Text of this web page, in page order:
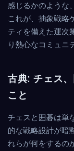
感じるかのような
これが、抽象戦略
ティを備えた運次
り熱心なコミュニ
古典: チェス
こと
チェスと囲碁は単
的な戦略設計が暗
れらが何をするの